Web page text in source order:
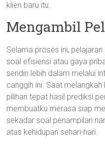
klien baru itu.
Mengambil
Selama proses ini,
soal efisiensi atau gaya
sendiri lebih dalam melalui
canggih ini. Saat
pilihan tepat hasil prediksi
membuatku merasa siap
sekadar soal penampilan
atas kehidupan sehari-hari.